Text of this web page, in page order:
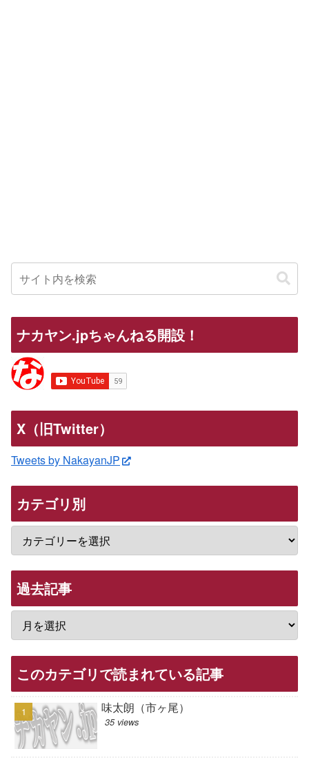
ナカヤン.jpちゃんねる開設！
X（旧Twitter）
Tweets by NakayanJP
カテゴリ別
過去記事
このカテゴリで読まれている記事
味太朗（市ヶ尾）
35 views